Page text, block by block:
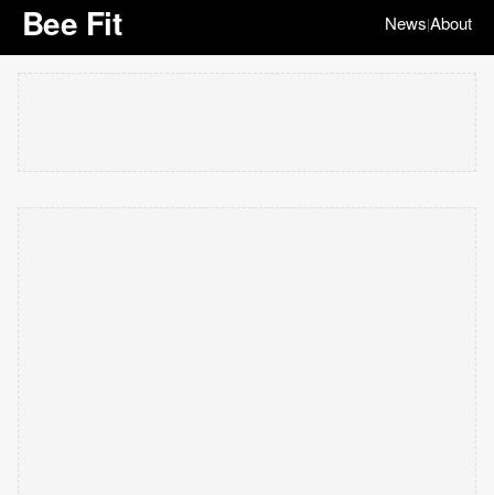
Bee Fit News|About